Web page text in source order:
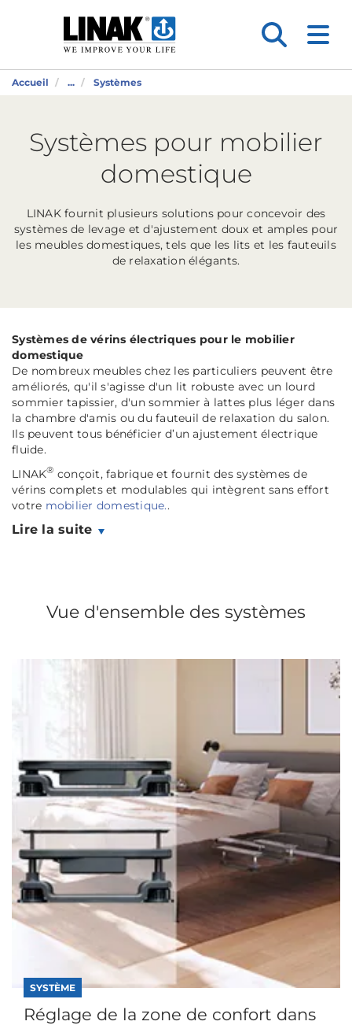
Accueil ... Systèmes
Systèmes pour mobilier
domestique
LINAK fournit plusieurs solutions pour concevoir des
systèmes de levage et d'ajustement doux et amples pour
les meubles domestiques, tels que les lits et les fauteuils
de relaxation élégants.
Systèmes de vérins électriques pour le mobilier
domestique
De nombreux meubles chez les particuliers peuvent être
améliorés, qu'il s'agisse d'un lit robuste avec un lourd
sommier tapissier, d'un sommier à lattes plus léger dans
la chambre d'amis ou du fauteuil de relaxation du salon.
Ils peuvent tous bénéficier d’un ajustement électrique
fluide.
LINAK® conçoit, fabrique et fournit des systèmes de
vérins complets et modulables qui intègrent sans effort
votre mobilier domestique..
Lire la suite
Vue d'ensemble des systèmes
SYSTÈME
Réglage de la zone de confort dans